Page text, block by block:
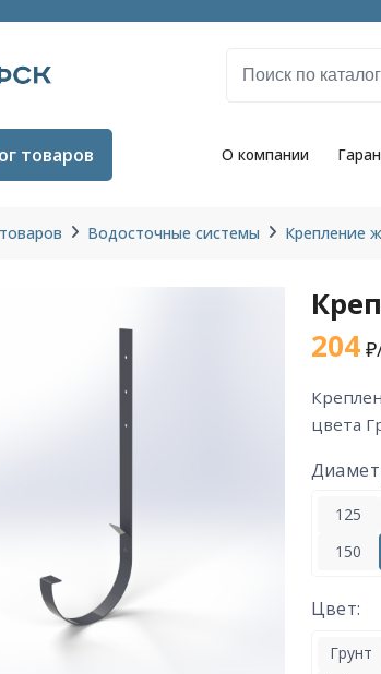
товаров О компании
Водосточные системы Крепление
204
крепление желоба диаметр 160 мм L=350мм Грунт из горячекатаной стали
цвета
125
150
Цвет:
Грунт